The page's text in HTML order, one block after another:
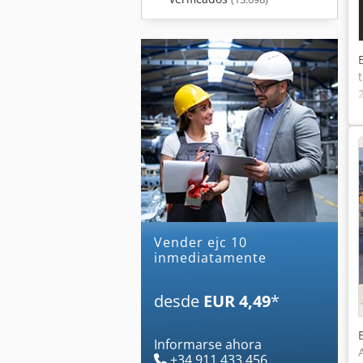
Vender ejc 10
inmediatamente
desde EUR 4,49*
Informarse ahora